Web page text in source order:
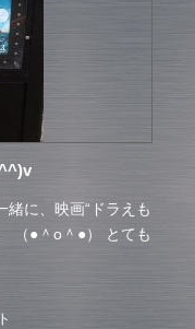
に、映画“ドラえも
（●＾o＾●） とても